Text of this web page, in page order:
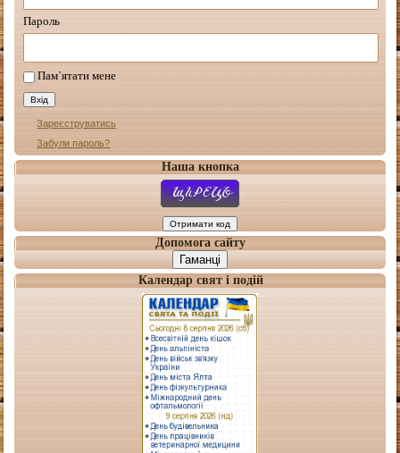
Пароль
Пам`ятати мене
Зареєструватись
Забули пароль?
Наша кнопка
Допомога сайту
Гаманці
Календар свят і подій